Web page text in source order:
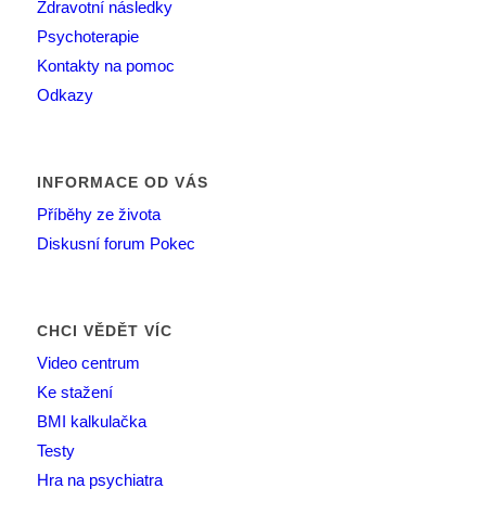
Zdravotní následky
Psychoterapie
Kontakty na pomoc
Odkazy
INFORMACE OD VÁS
Příběhy ze života
Diskusní forum Pokec
CHCI VĚDĚT VÍC
Video centrum
Ke stažení
BMI kalkulačka
Testy
Hra na psychiatra